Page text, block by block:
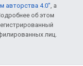
авторства 4.0", а
об этом
лиц.